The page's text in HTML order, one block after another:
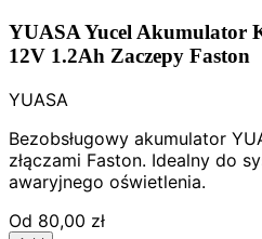
YUASA Yucel Akumulator
12V 1.2Ah Zaczepy Faston
YUASA
Bezobsługowy akumulator
złączami Faston. Idealny do
awaryjnego oświetlenia.
Od 80,00 zł